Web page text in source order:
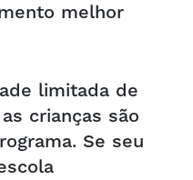
melhor
limitada de
crianças são
Se seu